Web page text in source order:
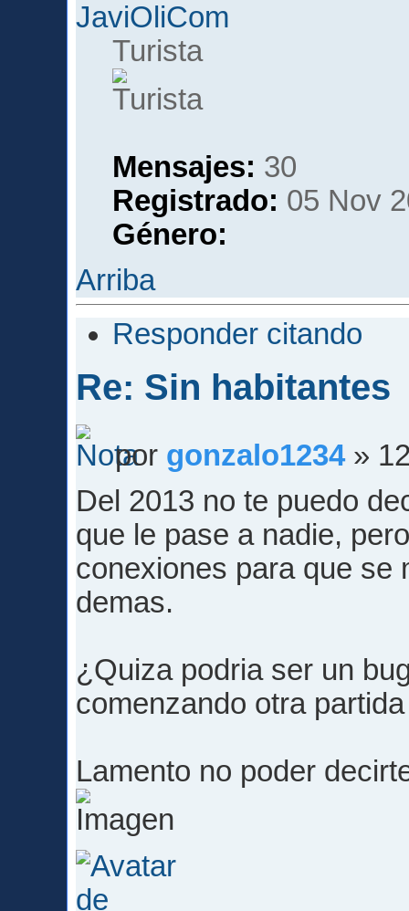
JaviOliCom
Turista
Mensajes: 30
Registrado: 05 Nov
Género:
Arriba
Responder citando
Re: Sin habitantes
por gonzalo1234»
Del 2013 no te puedo
que le pase a nadie,
conexiones para que se
demas.
¿Quiza podria ser un
comenzando otra
Lamento no poder